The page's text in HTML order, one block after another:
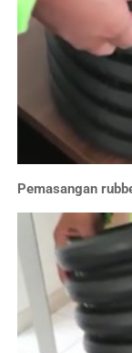
Pemasangan